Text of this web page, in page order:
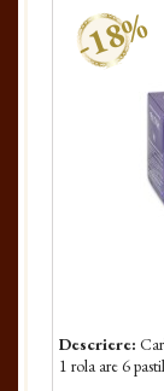
-18%
Descriere:
1 rola are 6